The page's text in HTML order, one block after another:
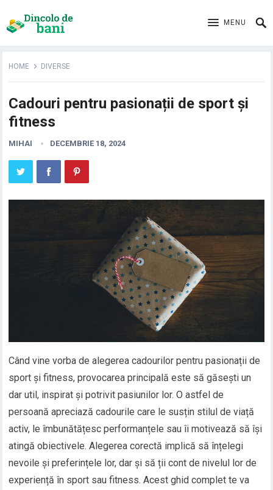
MENU
HOME DIVERSE
Cadouri pentru pasionații de sport și
fitness
MIHAI DECEMBRIE 18, 2024
Când vine vorba de alegerea cadourilor pentru pasionații de
sport și fitness, provocarea principală este să găsești un
dar util, inspirat și potrivit pasiunilor lor. O astfel de
persoană apreciază cadourile care le susțin stilul de viață
activ, le îmbunătățesc performanțele sau îi motivează să își
atingă obiectivele. Alegerea corectă implică să înțelegi
nevoile și preferințele lor, dar și să ții cont de nivelul lor de
experiență în sport sau fitness. Acest ghid complet te va